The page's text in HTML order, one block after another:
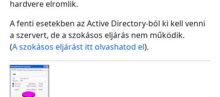
hardvere elromlik.
A fenti esetekben az Active Directory-ból ki kell venni
a szervert, de a szokásos eljárás nem működik.
(A szokásos eljárást itt olvashatod el).